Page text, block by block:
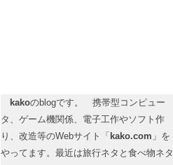
kakoのblogです。 携帯型コンピュー
タ、ゲーム機関係、電子工作やソフト作
り、改造等のWebサイト「 kako.com 」を
やってます。最近は旅行ネタと食べ物ネタ